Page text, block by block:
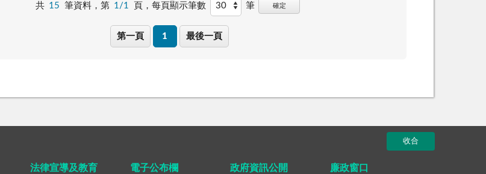
共 15 筆資料，第 1/1 頁， 每頁顯示筆數 筆 確定
第一頁 1 最後一頁
收合
法律宣導及教育 電子公布欄 政府資訊公開 廉政窗口